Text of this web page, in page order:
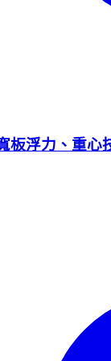
板浮力、重心